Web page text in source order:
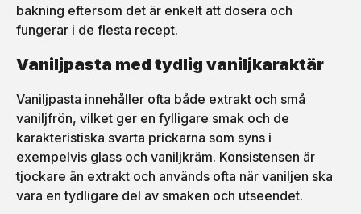
bakning eftersom det är enkelt att dosera och
fungerar i de flesta recept.
Vaniljpasta med tydlig vaniljkaraktär
Vaniljpasta innehåller ofta både extrakt och små
vaniljfrön, vilket ger en fylligare smak och de
karakteristiska svarta prickarna som syns i
exempelvis glass och vaniljkräm. Konsistensen är
tjockare än extrakt och används ofta när vaniljen ska
vara en tydligare del av smaken och utseendet.